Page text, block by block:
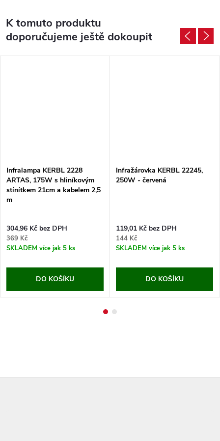
K tomuto produktu
doporučujeme ještě dokoupit
Infralampa KERBL 2228
ARTAS, 175W s hliníkovým
stínítkem 21cm a kabelem 2,5
m
304,96 Kč bez DPH
369 Kč
SKLADEM více jak 5 ks
DO KOŠÍKU
Infražárovka KERBL 22245,
250W - červená
119,01 Kč bez DPH
144 Kč
SKLADEM více jak 5 ks
DO KOŠÍKU